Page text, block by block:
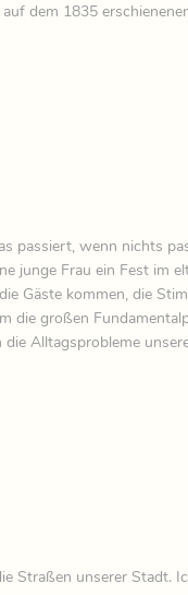
dem 1835
passiert, wenn nichts
junge Frau ein Fest im
Gäste kommen, die
die großen
Alltagsprobleme
Straßen unserer Stadt.